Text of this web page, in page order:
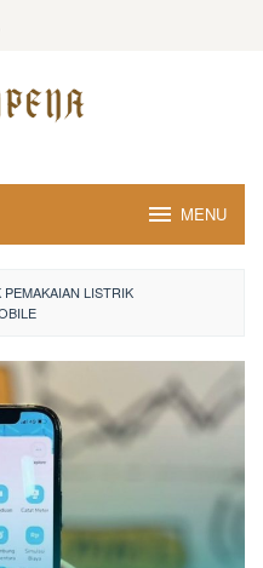
MENU
PEMAKAIAN LISTRIK